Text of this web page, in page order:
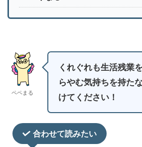
ペペまる
くれぐれも生活残業
らやむ気持ちを持た
けてください！
合わせて読みたい